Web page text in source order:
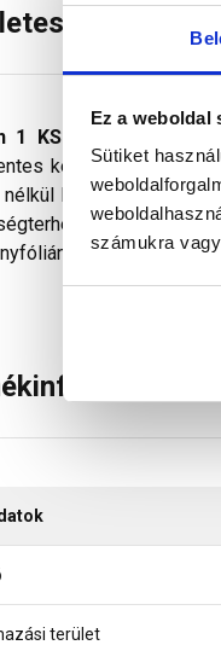
Ez a weboldal
Sütiket
számukra
leírás
1 KS folyékonyfólia
kenhető
nélkül lefolyó víz ellen.
terület